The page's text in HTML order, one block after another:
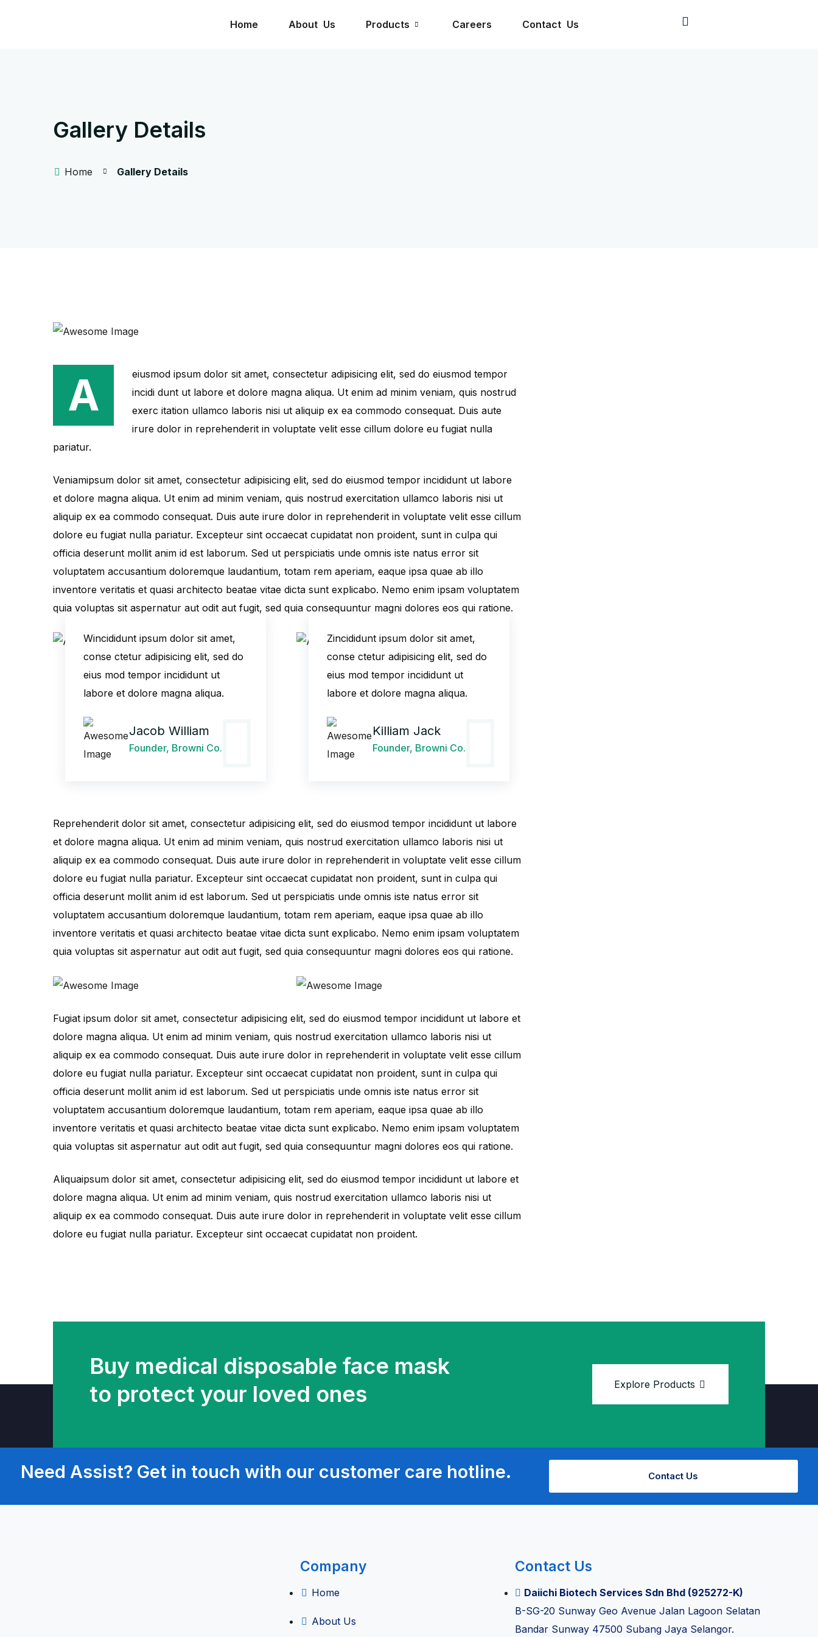
Home About Us Products Careers Contact Us
Gallery Details
Home Gallery Details
A
eiusmod ipsum dolor sit amet, consectetur adipisicing elit, sed do eiusmod tempor
incidi dunt ut labore et dolore magna aliqua. Ut enim ad minim veniam, quis nostrud
exerc itation ullamco laboris nisi ut aliquip ex ea commodo consequat. Duis aute
irure dolor in reprehenderit in voluptate velit esse cillum dolore eu fugiat nulla
pariatur.
Veniamipsum dolor sit amet, consectetur adipisicing elit, sed do eiusmod tempor incididunt ut labore
et dolore magna aliqua. Ut enim ad minim veniam, quis nostrud exercitation ullamco laboris nisi ut
aliquip ex ea commodo consequat. Duis aute irure dolor in reprehenderit in voluptate velit esse cillum
dolore eu fugiat nulla pariatur. Excepteur sint occaecat cupidatat non proident, sunt in culpa qui
officia deserunt mollit anim id est laborum. Sed ut perspiciatis unde omnis iste natus error sit
voluptatem accusantium doloremque laudantium, totam rem aperiam, eaque ipsa quae ab illo
inventore veritatis et quasi architecto beatae vitae dicta sunt explicabo. Nemo enim ipsam voluptatem
quia voluptas sit aspernatur aut odit aut fugit, sed quia consequuntur magni dolores eos qui ratione.
Wincididunt ipsum dolor sit amet,
conse ctetur adipisicing elit, sed do
eius mod tempor incididunt ut
labore et dolore magna aliqua.
Jacob William
Founder, Browni Co.
Zincididunt ipsum dolor sit amet,
conse ctetur adipisicing elit, sed do
eius mod tempor incididunt ut
labore et dolore magna aliqua.
Killiam Jack
Founder, Browni Co.
Reprehenderit dolor sit amet, consectetur adipisicing elit, sed do eiusmod tempor incididunt ut labore
et dolore magna aliqua. Ut enim ad minim veniam, quis nostrud exercitation ullamco laboris nisi ut
aliquip ex ea commodo consequat. Duis aute irure dolor in reprehenderit in voluptate velit esse cillum
dolore eu fugiat nulla pariatur. Excepteur sint occaecat cupidatat non proident, sunt in culpa qui
officia deserunt mollit anim id est laborum. Sed ut perspiciatis unde omnis iste natus error sit
voluptatem accusantium doloremque laudantium, totam rem aperiam, eaque ipsa quae ab illo
inventore veritatis et quasi architecto beatae vitae dicta sunt explicabo. Nemo enim ipsam voluptatem
quia voluptas sit aspernatur aut odit aut fugit, sed quia consequuntur magni dolores eos qui ratione.
Fugiat ipsum dolor sit amet, consectetur adipisicing elit, sed do eiusmod tempor incididunt ut labore et
dolore magna aliqua. Ut enim ad minim veniam, quis nostrud exercitation ullamco laboris nisi ut
aliquip ex ea commodo consequat. Duis aute irure dolor in reprehenderit in voluptate velit esse cillum
dolore eu fugiat nulla pariatur. Excepteur sint occaecat cupidatat non proident, sunt in culpa qui
officia deserunt mollit anim id est laborum. Sed ut perspiciatis unde omnis iste natus error sit
voluptatem accusantium doloremque laudantium, totam rem aperiam, eaque ipsa quae ab illo
inventore veritatis et quasi architecto beatae vitae dicta sunt explicabo. Nemo enim ipsam voluptatem
quia voluptas sit aspernatur aut odit aut fugit, sed quia consequuntur magni dolores eos qui ratione.
Aliquaipsum dolor sit amet, consectetur adipisicing elit, sed do eiusmod tempor incididunt ut labore et
dolore magna aliqua. Ut enim ad minim veniam, quis nostrud exercitation ullamco laboris nisi ut
aliquip ex ea commodo consequat. Duis aute irure dolor in reprehenderit in voluptate velit esse cillum
dolore eu fugiat nulla pariatur. Excepteur sint occaecat cupidatat non proident.
Buy medical disposable face mask
to protect your loved ones
Explore Products
Need Assist? Get in touch with our customer care hotline. Contact Us
Company
Home
About Us
Contact Us
Daiichi Biotech Services Sdn Bhd (925272-K)
B-SG-20 Sunway Geo Avenue Jalan Lagoon Selatan
Bandar Sunway 47500 Subang Jaya Selangor.